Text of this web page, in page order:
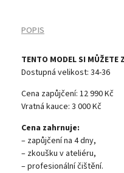
POPIS
TENTO MODEL SI MŮŽETE
Dostupná velikost: 34-36
Cena zapůjčení: 12 990 Kč
Vratná kauce: 3 000 Kč
Cena zahrnuje:
– zapůjčení na 4 dny,
– zkoušku v ateliéru,
– profesionální čištění.